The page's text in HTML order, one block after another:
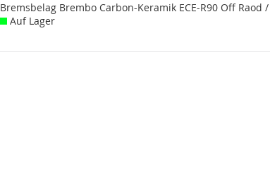
Bremsbelag Brembo Carbon-Keramik ECE-R90 Off Raod
Auf Lager